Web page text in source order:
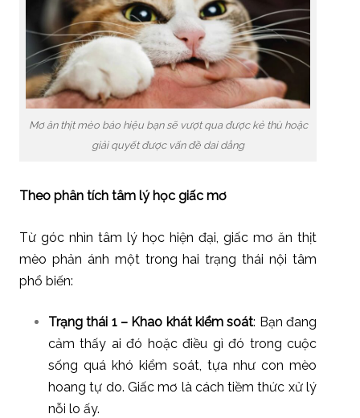
Mơ ăn thịt mèo báo hiệu bạn sẽ vượt qua được kẻ thù hoặc
giải quyết được vấn đề dai dẳng
Theo phân tích tâm lý học giấc mơ
Từ góc nhìn tâm lý học hiện đại, giấc mơ ăn thịt
mèo phản ánh một trong hai trạng thái nội tâm
phổ biến:
Trạng thái 1 – Khao khát kiểm soát: Bạn đang
cảm thấy ai đó hoặc điều gì đó trong cuộc
sống quá khó kiểm soát, tựa như con mèo
hoang tự do. Giấc mơ là cách tiềm thức xử lý
nỗi lo ấy.